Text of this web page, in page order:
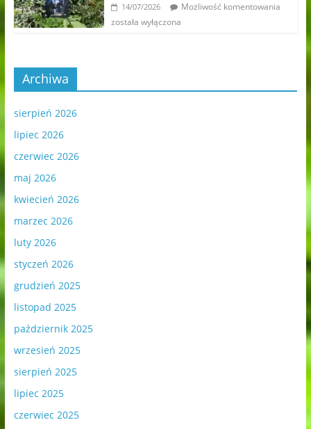
14/07/2026
Możliwość komentowania
została wyłączona
Archiwa
sierpień 2026
lipiec 2026
czerwiec 2026
maj 2026
kwiecień 2026
marzec 2026
luty 2026
styczeń 2026
grudzień 2025
listopad 2025
październik 2025
wrzesień 2025
sierpień 2025
lipiec 2025
czerwiec 2025